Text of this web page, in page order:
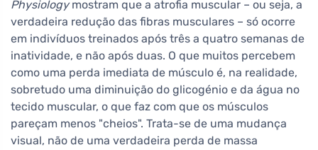
Physiologymostram que a atrofia muscular – ou seja, a
verdadeira redução das fibras musculares – só ocorre
em indivíduos treinados após três a quatro semanas de
inatividade, e não após duas. O que muitos percebem
como uma perda imediata de músculo é, na realidade,
sobretudo uma diminuição do glicogénio e da água no
tecido muscular, o que faz com que os músculos
pareçam menos "cheios". Trata-se de uma mudança
visual, não de uma verdadeira perda de massa